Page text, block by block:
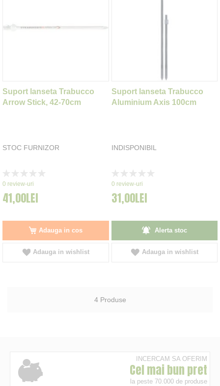
Suport lanseta Trabucco
Arrow Stick, 42-70cm
STOC FURNIZOR
0%
0 review-uri
41,00LEI
Adauga in cos
Adauga in wishlist
Suport lanseta Trabucco
Aluminium Axis 100cm
INDISPONIBIL
0%
0 review-uri
31,00LEI
Alerta stoc
Adauga in wishlist
4Produse
INCERCAM SA OFERIM
Cel mai bun pret
la peste 70.000 de produse